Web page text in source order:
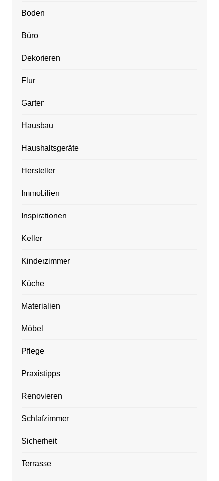
Boden
Büro
Dekorieren
Flur
Garten
Hausbau
Haushaltsgeräte
Hersteller
Immobilien
Inspirationen
Keller
Kinderzimmer
Küche
Materialien
Möbel
Pflege
Praxistipps
Renovieren
Schlafzimmer
Sicherheit
Terrasse